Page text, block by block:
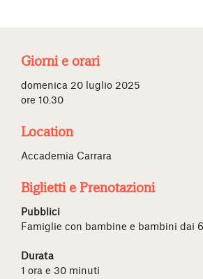
Giorni e orari
domenica 20 luglio 2025
ore 10.30
Location
Accademia Carrara
Biglietti e Prenotazioni
Pubblici
Famiglie con bambine e bambini dai
Durata
1 ora e 30 minuti